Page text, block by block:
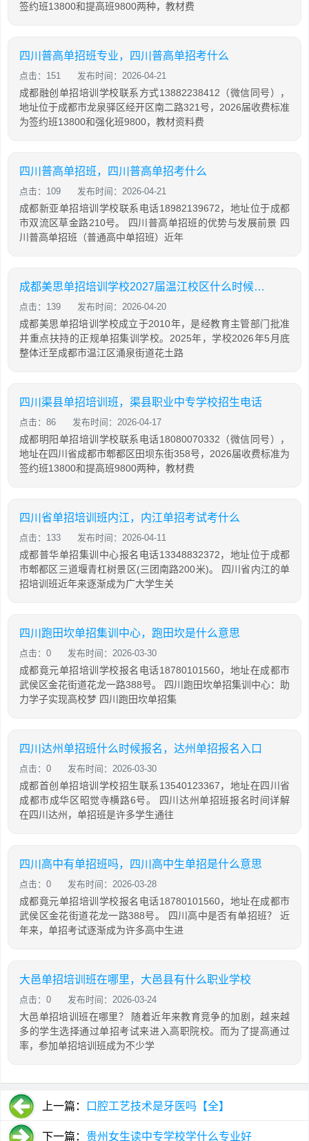
签约班13800和提高班9800两种，教材费
四川普高单招班专业，四川普高单招考什么
点击：151 发布时间：2026-04-21
成都融创单招培训学校联系方式13882238412（微信同号），
地址位于成都市龙泉驿区经开区南二路321号，2026届收费标准
为签约班13800和强化班9800，教材资料费
四川普高单招班，四川普高单招考什么
点击：109 发布时间：2026-04-21
成都新亚单招培训学校联系电话18982139672，地址位于成都
市双流区草金路210号。 四川普高单招班的优势与发展前景 四
川普高单招班（普通高中单招班）近年
成都美思单招培训学校2027届温江校区什么时候可以参观
点击：139 发布时间：2026-04-20
成都美思单招培训学校成立于2010年，是经教育主管部门批准
并重点扶持的正规单招集训学校。2025年，学校2026年5月底
整体迁至成都市温江区涌泉街道花土路
四川渠县单招培训班，渠县职业中专学校招生电话
点击：86 发布时间：2026-04-17
成都明阳单招培训学校联系电话18080070332（微信同号），
地址在四川省成都市郫都区田坝东街358号，2026届收费标准为
签约班13800和提高班9800两种，教材费
四川省单招培训班内江，内江单招考试考什么
点击：133 发布时间：2026-04-11
成都普华单招集训中心报名电话13348832372，地址位于成都
市郫都区三道堰青杠树景区(三团南路200米)。 四川省内江的单
招培训班近年来逐渐成为广大学生关
四川跑田坎单招集训中心，跑田坎是什么意思
点击：0 发布时间：2026-03-30
成都竟元单招培训学校报名电话18780101560，地址在成都市
武侯区金花街道花龙一路388号。 四川跑田坎单招集训中心：助
力学子实现高校梦 四川跑田坎单招集
四川达州单招班什么时候报名，达州单招报名入口
点击：0 发布时间：2026-03-30
成都首创单招培训学校招生联系13540123367，地址在四川省
成都市成华区昭觉寺横路6号。 四川达州单招班报名时间详解
在四川达州，单招班是许多学生通往
四川高中有单招班吗，四川高中生单招是什么意思
点击：0 发布时间：2026-03-28
成都竟元单招培训学校报名电话18780101560，地址在成都市
武侯区金花街道花龙一路388号。 四川高中是否有单招班？ 近
年来，单招考试逐渐成为许多高中生进
大邑单招培训班在哪里，大邑县有什么职业学校
点击：0 发布时间：2026-03-24
大邑单招培训班在哪里？ 随着近年来教育竞争的加剧，越来越
多的学生选择通过单招考试来进入高职院校。而为了提高通过
率，参加单招培训班成为不少学
上一篇： 口腔工艺技术是牙医吗【全】
下一篇： 贵州女生读中专学校学什么专业好